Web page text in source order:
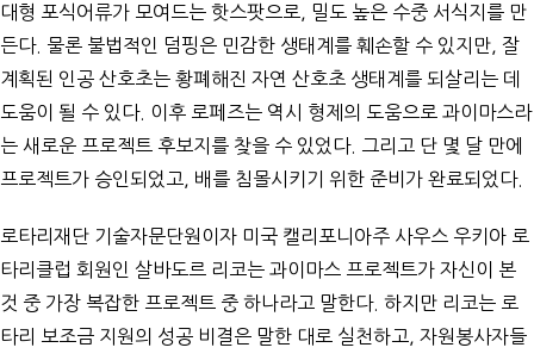
대형 포식어류가 모여드는 핫스팟으로, 밀도 높은 수중 서식지를 만
든다. 물론 불법적인 덤핑은 민감한 생태계를 훼손할 수 있지만, 잘
계획된 인공 산호초는 황폐해진 자연 산호초 생태계를 되살리는 데
도움이 될 수 있다. 이후 로페즈는 역시 형제의 도움으로 과이마스라
는 새로운 프로젝트 후보지를 찾을 수 있었다. 그리고 단 몇 달 만에
프로젝트가 승인되었고, 배를 침몰시키기 위한 준비가 완료되었다.
로타리재단 기술자문단원이자 미국 캘리포니아주 사우스 우키아 로
타리클럽 회원인 살바도르 리코는 과이마스 프로젝트가 자신이 본
것 중 가장 복잡한 프로젝트 중 하나라고 말한다. 하지만 리코는 로
타리 보조금 지원의 성공 비결은 말한 대로 실천하고, 자원봉사자들